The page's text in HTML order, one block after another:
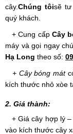
cây.Chúng tôisẽ tư
quý khách.
+ Cung cấp Cây
máy và gọi ngay
Hạ Long theo số:
+ Cây bóng mát
kích thước nhỏ xòe
2. Giá thành:
+ Giá cây hợp lý –
vào kích thước cây